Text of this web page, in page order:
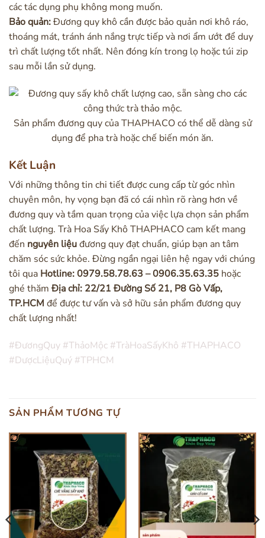
các tác dụng phụ không mong muốn.
Bảo quản:Đương quy khô cần được bảo quản nơi khô ráo,
thoáng mát, tránh ánh nắng trực tiếp và nơi ẩm ướt để duy
trì chất lượng tốt nhất. Nên đóng kín trong lọ hoặc túi zip
sau mỗi lần sử dụng.
Sản phẩm đương quy của THAPHACO có thể dễ dàng sử
dụng để pha trà hoặc chế biến món ăn.
Kết Luận
Với những thông tin chi tiết được cung cấp từ góc nhìn
chuyên môn, hy vọng bạn đã có cái nhìn rõ ràng hơn về
đương quy và tầm quan trọng của việc lựa chọn sản phẩm
chất lượng. Trà Hoa Sấy Khô THAPHACO cam kết mang
đến nguyên liệuđương quy đạt chuẩn, giúp bạn an tâm
chăm sóc sức khỏe. Đừng ngần ngại liên hệ ngay với chúng
tôi qua Hotline: 0979.58.78.63 – 0906.35.63.35 hoặc
ghé thăm Địa chỉ: 22/21 Đường Số 21, P8 Gò Vấp,
TP.HCM để được tư vấn và sở hữu sản phẩm đương quy
chất lượng nhất!
#ĐươngQuy #ThảoMộc #TràHoaSấyKhô #THAPHACO
#DượcLiệuQuý #TPHCM
SẢN PHẨM TƯƠNG TỰ
HẾT HÀNG